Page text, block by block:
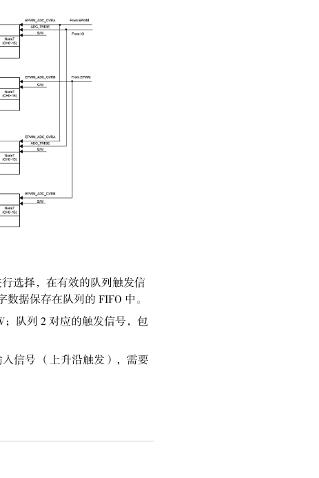
选择，在有效的队列触发信
据保存在队列的 FIFO 中。
；队列 2 对应的触发信号，包
入信号 （上升沿触发），需要